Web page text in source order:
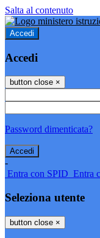
Salta al contenuto
Accedi
Accedi
button close ×
Password dimenticata?
-
Entra con SPID Entra
Seleziona utente
button close ×